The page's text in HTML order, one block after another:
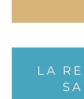
LA